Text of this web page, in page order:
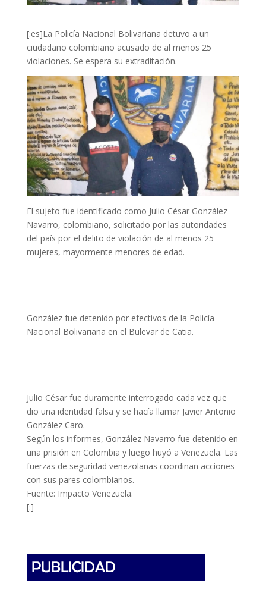
[:es]La Policía Nacional Bolivariana detuvo a un
ciudadano colombiano acusado de al menos 25
violaciones. Se espera su extraditación.
El sujeto fue identificado como Julio César González
Navarro, colombiano, solicitado por las autoridades
del país por el delito de violación de al menos 25
mujeres, mayormente menores de edad.
González fue detenido por efectivos de la Policía
Nacional Bolivariana en el Bulevar de Catia.
Julio César fue duramente interrogado cada vez que
dio una identidad falsa y se hacía llamar Javier Antonio
González Caro.
Según los informes, González Navarro fue detenido en
una prisión en Colombia y luego huyó a Venezuela. Las
fuerzas de seguridad venezolanas coordinan acciones
con sus pares colombianos.
Fuente: Impacto Venezuela.
[:]